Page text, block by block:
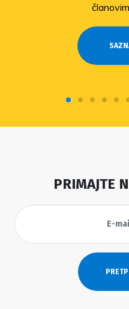
PRIMAJTE